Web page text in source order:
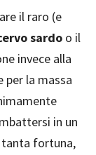
il raro (e
sardo o il
invece alla
la massa
in un
fortuna,